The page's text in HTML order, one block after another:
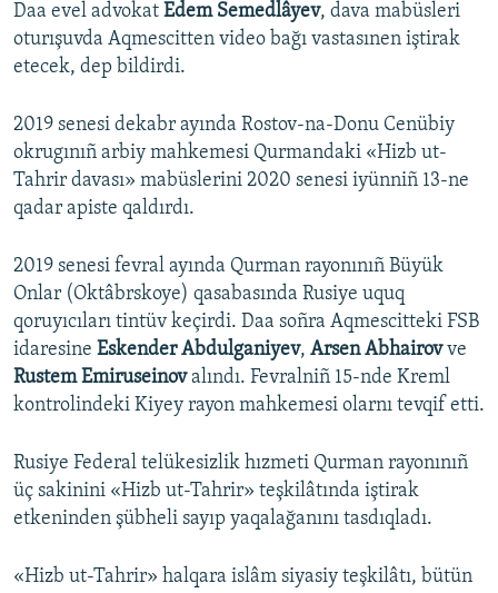
Daa evel advokat Edem Semedlâyev, dava mabüsleri
oturışuvda Aqmescitten video bağı vastasınen iştirak
etecek, dep bildirdi.
2019 senesi dekabr ayında Rostov-na-Donu Cenübiy
okrugınıñ arbiy mahkemesi Qurmandaki «Hizb ut-
Tahrir davası» mabüslerini 2020 senesi iyünniñ 13-ne
qadar apiste qaldırdı.
2019 senesi fevral ayında Qurman rayonınıñ Büyük
Onlar (Oktâbrskoye) qasabasında Rusiye uquq
qoruyıcıları tintüv keçirdi. Daa soñra Aqmescitteki FSB
idaresine Eskender Abdulganiyev, Arsen Abhairovve
Rustem Emiruseinovalındı. Fevralniñ 15-nde Kreml
kontrolindeki Kiyey rayon mahkemesi olarnı tevqif etti.
Rusiye Federal telükesizlik hızmeti Qurman rayonınıñ
üç sakinini «Hizb ut-Tahrir» teşkilâtında iştirak
etkeninden şübheli sayıp yaqalağanını tasdıqladı.
«Hizb ut-Tahrir» halqara islâm siyasiy teşkilâtı, bütün